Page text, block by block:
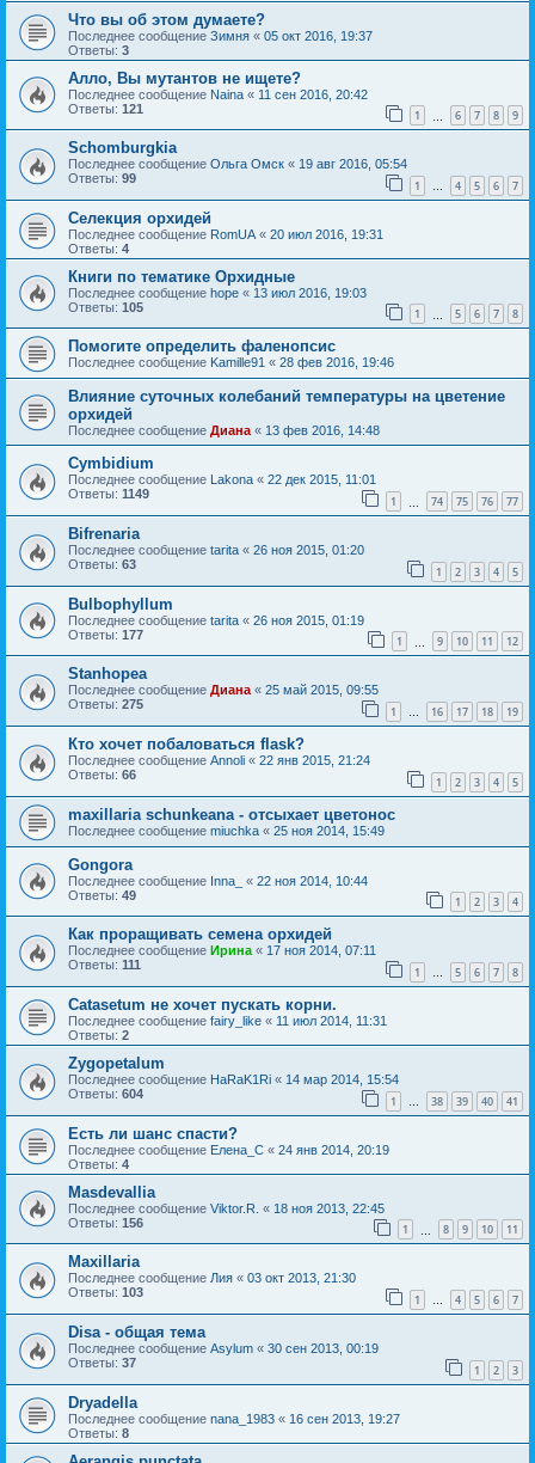
Что вы об этом думаете?
Последнее сообщение Зимня « 05 окт 2016, 19:37
Ответы: 3
Алло, Вы мутантов не ищете?
Последнее сообщение Naina « 11 сен 2016, 20:42
Ответы: 121 1 6 7 8 9
Schomburgkia
Последнее сообщение Ольга Омск « 19 авг 2016, 05:54
Ответы: 99 1 … 4 5 6 7
Селекция орхидей
Последнее сообщение RomUA « 20 июл 2016, 19:31
Ответы: 4
Книги по тематике Орхидные
Последнее сообщение hope « 13 июл 2016, 19:03
Ответы: 105 1 5 6 7 8
Помогите определить фаленопсис
Последнее сообщение Kamille91 « 28 фев 2016, 19:46
Влияние суточных колебаний температуры на цветение
орхидей
Последнее сообщение Диана« 13 фев 2016, 14:48
Cymbidium
Последнее сообщение Lakona « 22 дек 2015, 11:01
Ответы: 1149 1 74 75 76 77
Bifrenaria
Последнее сообщение tarita « 26 ноя 2015, 01:20
Ответы: 63 1 2 3 4 5
Bulbophyllum
Последнее сообщение tarita « 26 ноя 2015, 01:19
Ответы: 177 1 9 10 11 12
Stanhopea
Последнее сообщение Диана « 25 май 2015, 09:55
Ответы: 275 1 … 16 17 18 19
Кто хочет побаловаться flask?
Последнее сообщение Annoli « 22 янв 2015, 21:24
Ответы: 66 1 2 3 4 5
maxillaria schunkeana - отсыхает цветонос
Последнее сообщение miuchka « 25 ноя 2014, 15:49
Gongora
Последнее сообщение Inna_ « 22 ноя 2014, 10:44
Ответы: 49 1 2 3 4
Как проращивать семена орхидей
Последнее сообщение Ирина « 17 ноя 2014, 07:11
Ответы: 111 1 … 5 6 7 8
Catasetum не хочет пускать корни.
Последнее сообщение fairy_like « 11 июл 2014, 11:31
Ответы: 2
Zygopetalum
Последнее сообщение HaRaK1Ri « 14 мар 2014, 15:54
Ответы: 604 1 … 38 39 40 41
Есть ли шанс спасти?
Последнее сообщение Елена_С « 24 янв 2014, 20:19
Ответы: 4
Masdevallia
Последнее сообщение Viktor.R. « 18 ноя 2013, 22:45
Ответы: 156 1 8 9 10 11
Maxillaria
Последнее сообщение Лия « 03 окт 2013, 21:30
Ответы: 103 1 … 4 5 6 7
Disa - общая тема
Последнее сообщение Asylum « 30 сен 2013, 00:19
Ответы: 37 1 2 3
Dryadella
Последнее сообщение nana_1983 « 16 сен 2013, 19:27
Ответы: 8